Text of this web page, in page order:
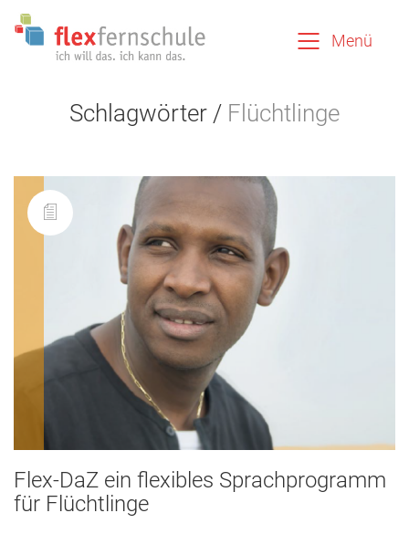
Menü
Schlagwörter / Flüchtlinge
Flex-DaZ ein flexibles Sprachprogramm
für Flüchtlinge